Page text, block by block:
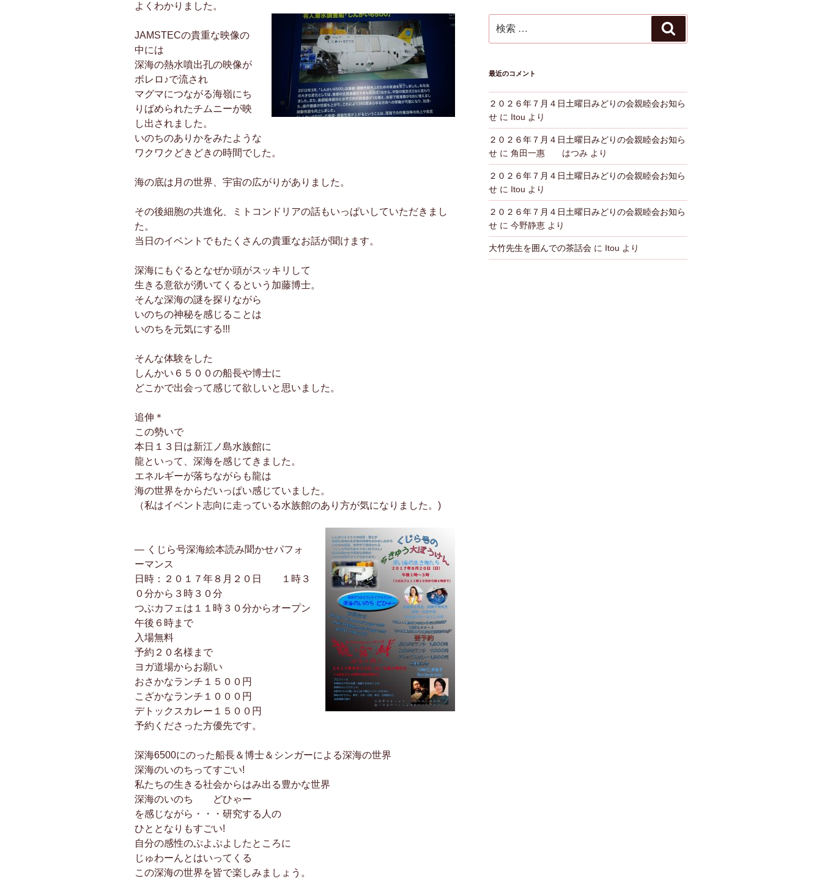
よくわかりました。
JAMSTECの貴重な映像の
中には
深海の熱水噴出孔の映像が
ボレロ♪で流され
マグマにつながる海嶺にち
りばめられたチムニーが映
し出されました。
いのちのありかをみたような
ワクワクどきどきの時間でした。
海の底は月の世界、宇宙の広がりがありました。
その後細胞の共進化、ミトコンドリアの話もいっぱいしていただきまし
た。
当日のイベントでもたくさんの貴重なお話が聞けます。
深海にもぐるとなぜか頭がスッキリして
生きる意欲が湧いてくるという加藤博士。
そんな深海の謎を探りながら
いのちの神秘を感じることは
いのちを元気にする!!!
そんな体験をした
しんかい６５００の船長や博士に
どこかで出会って感じて欲しいと思いました。
追伸＊
この勢いで
本日１３日は新江ノ島水族館に
龍といって、深海を感じてきました。
エネルギーが落ちながらも龍は
海の世界をからだいっぱい感じていました。
（私はイベント志向に走っている水族館のあり方が気になりました。)
— くじら号深海絵本読み聞かせパフォ
ーマンス
日時：２０１７年８月２０日 １時３
０分から３時３０分
つぶカフェは１１時３０分からオープン
午後６時まで
入場無料
予約２０名様まで
ヨガ道場からお願い
おさかなランチ１５００円
こざかなランチ１０００円
デトックスカレー１５００円
予約くださった方優先です。
深海6500にのった船長＆博士＆シンガーによる深海の世界
深海のいのちってすごい!
私たちの生きる社会からはみ出る豊かな世界
深海のいのち どひゃー
を感じながら・・・研究する人の
ひととなりもすごい!
自分の感性のぷよぷよしたところに
じゅわーんとはいってくる
この深海の世界を皆で楽しみましょう。
ブ
索:
索
最近のコメント
２０２６年７月４日土曜日みどりの会親睦会お知ら
せに Itou より
２０２６年７月４日土曜日みどりの会親睦会お知ら
せに 角田一惠 はつみ より
２０２６年７月４日土曜日みどりの会親睦会お知ら
せに Itou より
２０２６年７月４日土曜日みどりの会親睦会お知ら
せに 今野静恵より
大竹先生を囲んでの茶話会に Itou より